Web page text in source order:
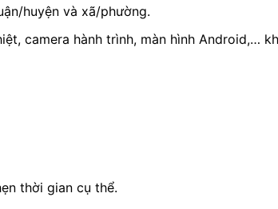
huyện và xã/phường.
camera hành trình, màn hình Android,…
thời gian cụ thể.